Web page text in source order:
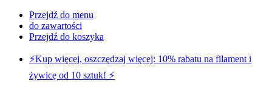
Przejdź do menu
do zawartości
Przejdź do koszyka
⚡️Kup więcej, oszczędzaj więcej: 10% rabatu na filament i
żywicę od 10 sztuk! ⚡️